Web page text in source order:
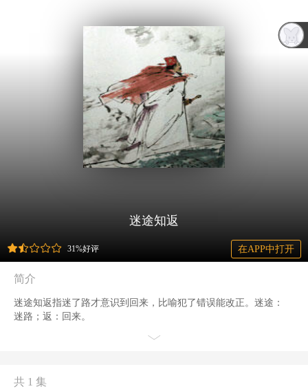
迷途知返
31%好评 在APP中打开
简介
迷途知返指迷了路才意识到回来，比喻犯了错误能改正。迷途：
迷路；返：回来。
共 1 集